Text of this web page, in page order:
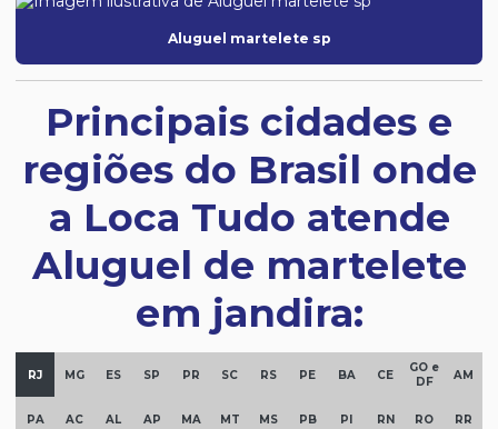
Aluguel martelete sp
Principais cidades e
regiões do Brasil onde
a Loca Tudo atende
Aluguel de martelete
em jandira:
RJ MG ES SP PR SC RS PE BA CE
GO e
DF
AM
PA AC AL AP MA MT MS PB PI RN RO RR